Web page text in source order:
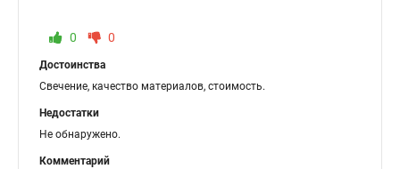
0 0
Достоинства
Свечение, качество материалов, стоимость.
Недостатки
Не обнаружено.
Комментарий